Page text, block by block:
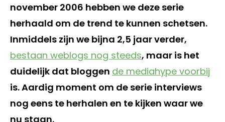
november 2006 hebben we deze serie
herhaald om de trend te kunnen schetsen.
Inmiddels zijn we bijna 2,5 jaar verder,
bestaan weblogs nog steeds, maar is het
duidelijk dat bloggen de mediahype voorbij
is. Aardig moment om de serie interviews
nog eens te herhalen en te kijken waar we
nu staan.